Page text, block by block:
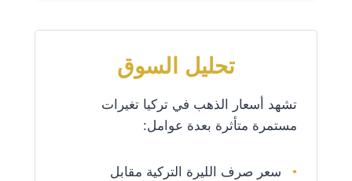
تحليل السوق
تشهد أسعار الذهب في تركيا تغيرات
مستمرة متأثرة بعدة عوامل:
سعر صرف الليرة التركية مقابل